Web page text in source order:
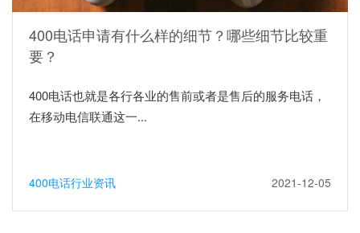
400电话申请有什么样的细节？哪些细节比较重
要？
400电话也就是各行各业的售前或者是售后的服务电话，
在移动电信联通这一...
400电话行业资讯 2021-12-05